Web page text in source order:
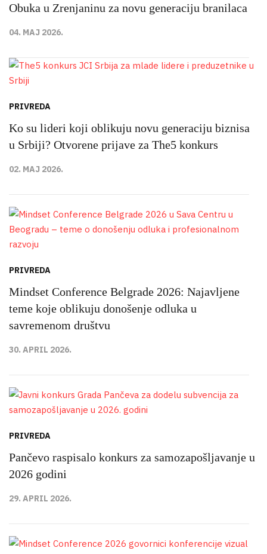
Obuka u Zrenjaninu za novu generaciju branilaca
04. MAJ 2026.
PRIVREDA
Ko su lideri koji oblikuju novu generaciju biznisa
u Srbiji? Otvorene prijave za The5 konkurs
02. MAJ 2026.
PRIVREDA
Mindset Conference Belgrade 2026: Najavljene
teme koje oblikuju donošenje odluka u
savremenom društvu
30. APRIL 2026.
PRIVREDA
Pančevo raspisalo konkurs za samozapošljavanje u
2026 godini
29. APRIL 2026.